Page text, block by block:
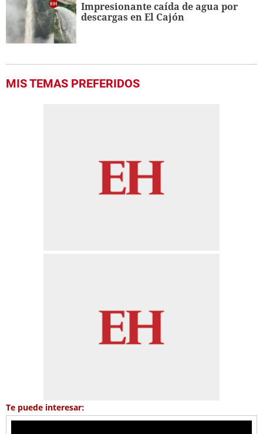
Impresionante caída de agua por
descargas en El Cajón
MIS TEMAS PREFERIDOS
Te puede interesar: